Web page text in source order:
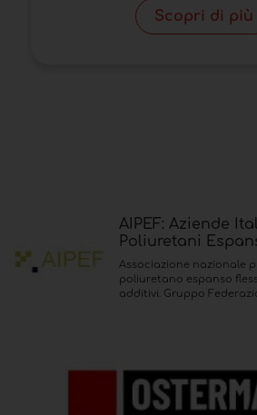
Scopri di più
AIPEF: Aziende
Poliuretani
Associazione nazionale
poliuretano espanso
additivi. Gruppo